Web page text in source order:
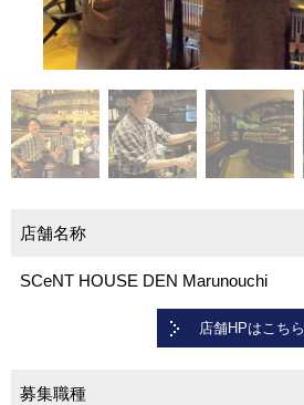
店舗名称
SCeNT HOUSE DEN Marunouchi
店舗HPはこちら
募集職種